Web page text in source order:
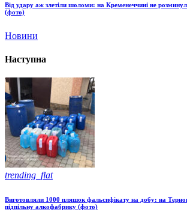
Від удару аж злетіли шоломи: на Кременеччині не
(фото)
Новини
Наступна
trending_flat
Виготовляли 1000 пляшок фальсифікату на добу: на
підпільну алкофабрику (фото)